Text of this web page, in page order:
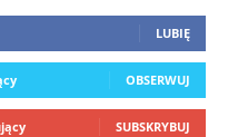
LUBIĘ
OBSERWUJ
SUBSKRYBUJ